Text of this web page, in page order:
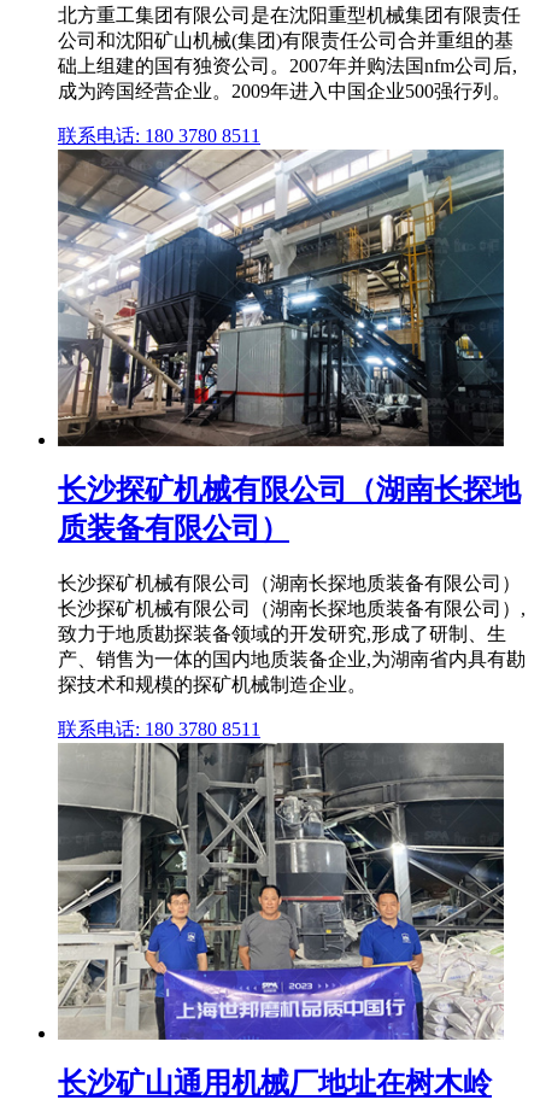
北方重工集团有限公司是在沈阳重型机械集团有限责任
公司和沈阳矿山机械(集团)有限责任公司合并重组的基
础上组建的国有独资公司。2007年并购法国nfm公司后,
成为跨国经营企业。2009年进入中国企业500强行列。
联系电话: 180 3780 8511
长沙探矿机械有限公司（湖南长探地
质装备有限公司）
长沙探矿机械有限公司（湖南长探地质装备有限公司）
长沙探矿机械有限公司（湖南长探地质装备有限公司）,
致力于地质勘探装备领域的开发研究,形成了研制、生
产、销售为一体的国内地质装备企业,为湖南省内具有勘
探技术和规模的探矿机械制造企业。
联系电话: 180 3780 8511
长沙矿山通用机械厂地址在树木岭